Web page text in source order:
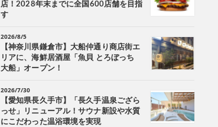
店！2028年末までに全国600店舗を目指
す
2026/8/5
【神奈川県鎌倉市】大船仲通り商店街エ
リアに、海鮮居酒屋「魚貝 とろぼっち
大船」オープン！
2026/7/30
【愛知県長久手市】「長久手温泉ござら
っせ」リニューアル！サウナ新設や水質
にこだわった温浴環境を実現